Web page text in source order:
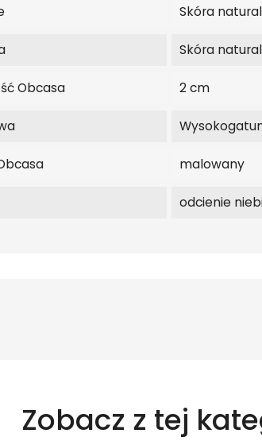
Skóra
Skóra
Obcasa 2 cm
malowany
odcienie
Zobacz z tej